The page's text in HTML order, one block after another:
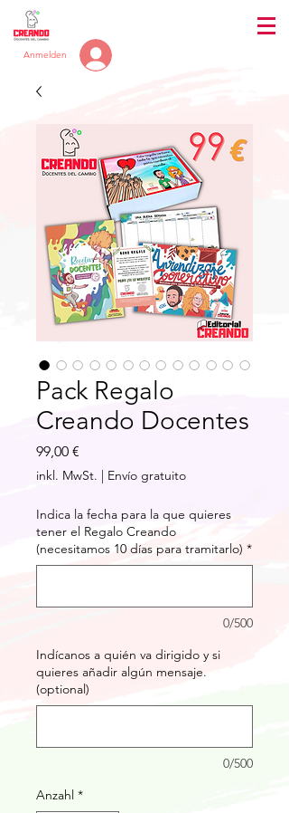
Anmelden
Pack Regalo
Creando Docentes
99,00 €
inkl. MwSt. | Envío gratuito
Indica la fecha para la que quieres
tener el Regalo Creando
(necesitamos 10 días para tramitarlo) *
0/500
Indícanos a quién va dirigido y si
quieres añadir algún mensaje.
(optional)
0/500
Anzahl *